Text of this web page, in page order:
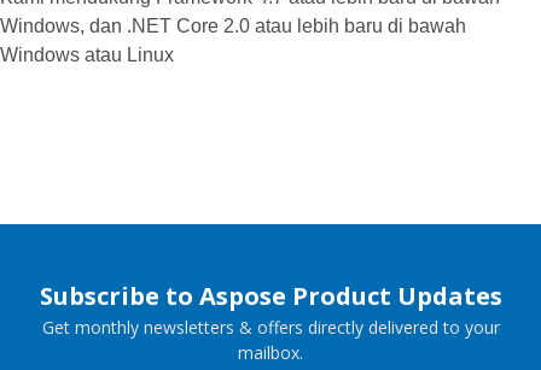
Windows, dan .NET Core 2.0 atau lebih baru di bawah
Windows atau Linux
Subscribe to Aspose Product Updates
Get monthly newsletters & offers directly delivered to your
mailbox.